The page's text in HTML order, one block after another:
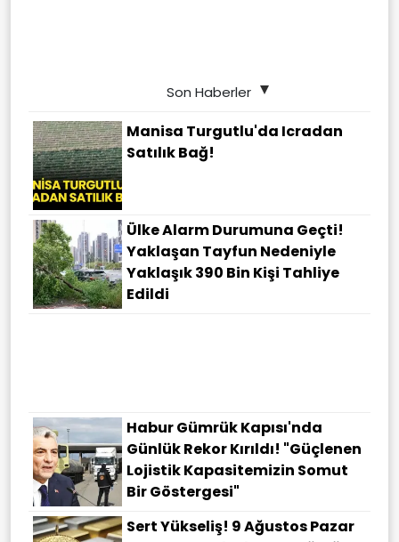
Son Haberler
Manisa Turgutlu'da Icradan
Satılık Bağ!
Ülke Alarm Durumuna Geçti!
Yaklaşan Tayfun Nedeniyle
Yaklaşık 390 Bin Kişi Tahliye
Edildi
Habur Gümrük Kapısı'nda
Günlük Rekor Kırıldı! "Güçlenen
Lojistik Kapasitemizin Somut
Bir Göstergesi"
Sert Yükseliş! 9 Ağustos Pazar